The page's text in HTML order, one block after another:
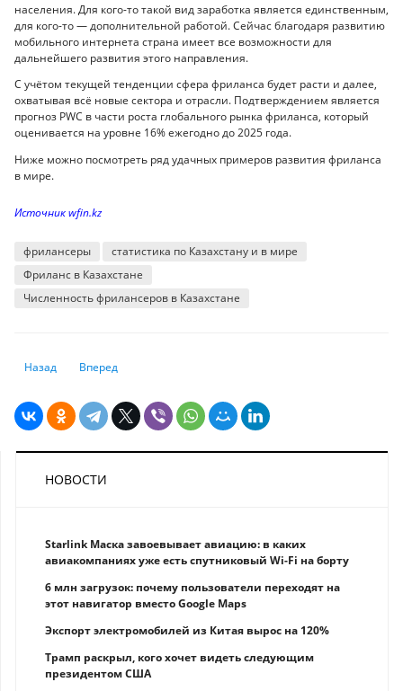
населения. Для кого-то такой вид заработка является единственным,
для кого-то — дополнительной работой. Сейчас благодаря развитию
мобильного интернета страна имеет все возможности для
дальнейшего развития этого направления.
С учётом текущей тенденции сфера фриланса будет расти и далее,
охватывая всё новые сектора и отрасли. Подтверждением является
прогноз PWC в части роста глобального рынка фриланса, который
оценивается на уровне 16% ежегодно до 2025 года.
Ниже можно посмотреть ряд удачных примеров развития фриланса
в мире.
Источник wfin.kz
фрилансеры
статистика по Казахстану и в мире
Фриланс в Казахстане
Численность фрилансеров в Казахстане
Предыдущий: Автомобильный кризис удалось преодолеть
Назад Следующий: Аналитики прогнозируют увеличение
Вперед
НОВОСТИ
Starlink Маска завоевывает авиацию: в каких
авиакомпаниях уже есть спутниковый Wi-Fi на борту
6 млн загрузок: почему пользователи переходят на
этот навигатор вместо Google Maps
Экспорт электромобилей из Китая вырос на 120%
Трамп раскрыл, кого хочет видеть следующим
президентом США